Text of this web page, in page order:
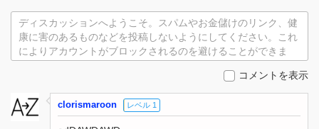
ディスカッションへようこそ。スパムやお金儲けのリンク、健
康に害のあるものなどを投稿しないようにしてください。これ
によりアカウントがブロックされるのを避けることができま
コメントを表示
clorismaroon レベル 1